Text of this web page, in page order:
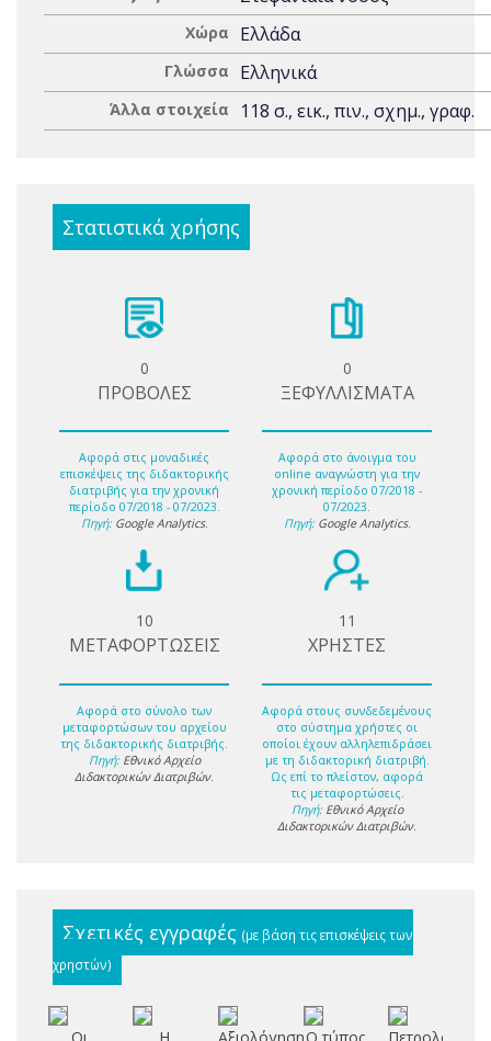
Χώρα Ελλάδα
Γλώσσα Ελληνικά
Άλλα στοιχεία 118 σ., εικ., πιν., σχημ., γραφ.
Στατιστικά χρήσης
0
ΠΡΟΒΟΛΕΣ
Αφορά στις μοναδικές
επισκέψεις της διδακτορικής
διατριβής για την χρονική
περίοδο 07/2018 - 07/2023.
Πηγή: Google Analytics.
0
ΞΕΦΥΛΛΙΣΜΑΤΑ
Αφορά στο άνοιγμα του
online αναγνώστη για την
χρονική περίοδο 07/2018 -
07/2023.
Πηγή: Google Analytics.
10
ΜΕΤΑΦΟΡΤΩΣΕΙΣ
Αφορά στο σύνολο των
μεταφορτώσων του αρχείου
της διδακτορικής διατριβής.
Πηγή: Εθνικό Αρχείο
Διδακτορικών Διατριβών.
11
ΧΡΗΣΤΕΣ
Αφορά στους συνδεδεμένους
στο σύστημα χρήστες οι
οποίοι έχουν αλληλεπιδράσει
με τη διδακτορική διατριβή.
Ως επί το πλείστον, αφορά
τις μεταφορτώσεις.
Πηγή: Εθνικό Αρχείο
Διδακτορικών Διατριβών.
Σχετικές εγγραφές (με βάση τις επισκέψεις των
χρηστών)